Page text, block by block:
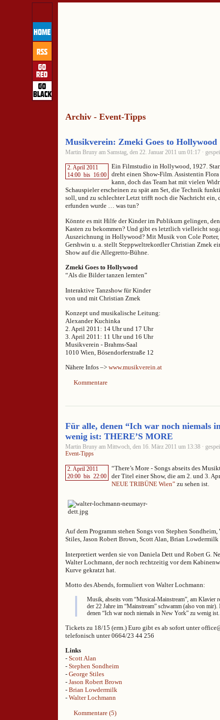
Archiv - Event-Tipps
Musikverein: Zmeki Goes to Hollywood
Martin Bruny am Samstag, den 22. Januar 2011 um 01:17 ·
2. April 2011
14:00 bis 16:00
Ein Filmstudio in Hollywood, 1927.
dreht einen Show-Film. Assistentin
kann, doch das Team hat mit vielen
Schauspieler erscheinen zu spät am Set, die Technik
soll, und zu schlechter Letzt trifft noch die Nachricht ein,
erfunden wurde … was tun?
Könnte es mit Hilfe der Kinder im Publikum gelingen,
Kasten zu bekommen? Und gibt es letztlich vielleicht
Auszeichnung in Hollywood? Mit Musik von Cole
Gershwin u. a. stellt Steppweltrekordler Christian Zmek
Show auf die Allegretto-Bühne.
Zmeki Goes to Hollywood
“Als die Bilder tanzen lernten”
Interaktive Tanzshow für Kinder
von und mit Christian Zmek
Konzept und musikalische Leitung:
Alexander Kuchinka
2. April 2011: 14 Uhr und 17 Uhr
3. April 2011: 11 Uhr und 16 Uhr
Musikverein - Brahms-Saal
1010 Wien, Bösendorferstraße 12
Nähere Infos –> www.musikverein.at
Kommentare
Für alle, denen “Ich war noch niemals
wenig ist: THERE’S MORE
Martin Bruny am Mittwoch, den 16. März 2011 um 13:38 ·
Event-Tipps
2. April 2011
20:00 bis 22:00
“There’s More - Songs abseits des
der Titel einer Show, die am 2. und 3.
NEUE TRIBÜNE Wien” zu sehen ist.
Auf dem Programm stehen Songs von Stephen
Stiles, Jason Robert Brown, Scott Alan, Brian Lowdermilk
Interpretiert werden sie von Daniela Dett und Robert G.
Walter Lochmann, der noch rechtzeitig vor dem
Kurve gekratzt hat.
Motto des Abends, formuliert von Walter Lochmann:
Musik, abseits vom “Musical-Mainstream”, am Klavier
der 22 Jahre im “Mainstream” schwamm (also von mir).
denen “Ich war noch niemals in New York” zu wenig ist.
Tickets zu 18/15 (erm.) Euro gibt es ab sofort unter
telefonisch unter 0664/23 44 256
Links
- Scott Alan
- Stephen Sondheim
- George Stiles
- Jason Robert Brown
- Brian Lowdermilk
- Walter Lochmann
Kommentare (5)